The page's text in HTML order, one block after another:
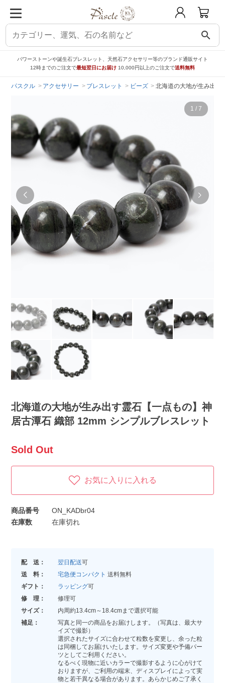
search
パワーストーンや誕生石ブレスレット、天然石アクセサリー等のブランド通販サイト
12時までのご注文で最短翌日にお届け 10,000円以上のご注文で送料無料
パスクル アクセサリー ブレスレット ビーズ 北海道の大地が生み出す
1 / 7
北海道の大地が生み出す霊石【一点もの】神
居古潭石 織部 12mm シンプルブレスレット
Sold Out
お気に入りに入れる
商品番号
ON_KADbr04
在庫数
在庫切れ
配 送： 翌日配送可
送 料：
宅急便コンパクト 送料無料
ギフト：
ラッピング可
修 理：
修理可
サイズ：
内周約13.4cm～18.4cmまで選択可能
補足：
写真と同一の商品をお届けします。（写真は、最大サ
イズで撮影）
選択されたサイズに合わせて粒数を変更し、余った粒
は同梱してお届けいたします。サイズ変更や予備パー
ツとしてご利用ください。
なるべく現物に近いカラーで撮影するように心がけて
おりますが、ご利用の端末、ディスプレイによって実
物と若干異なる場合があります。あらかじめご了承く